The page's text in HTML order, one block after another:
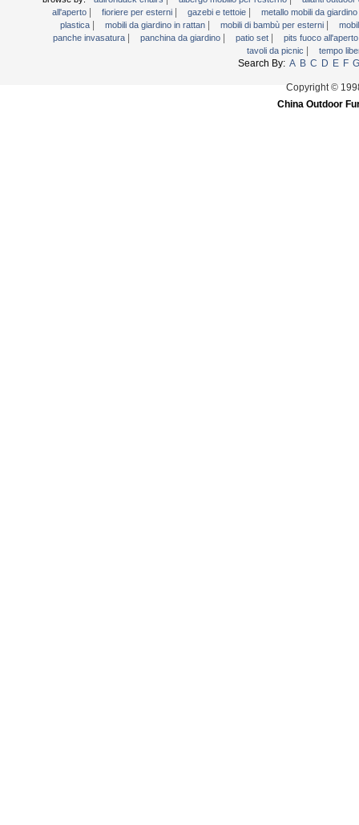
all'aperto
fioriere per esterni gazebi e tettoie
metallo mobili da giardino
plastica
mobili da giardino in rattan mobili di bambù per esterni
panche invasatura
panchina da giardino patio set
pits fuoco
tavoli da picnic
tempo
Search By: A B C D E F G
Copyright ©
China Outdoor